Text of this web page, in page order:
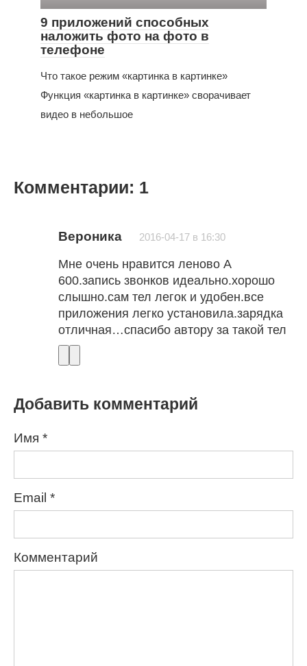
9 приложений способных
наложить фото на фото в
телефоне
Что такое режим «картинка в картинке»
Функция «картинка в картинке» сворачивает
видео в небольшое
Комментарии: 1
Вероника 2016-04-17 в 16:30
Мне очень нравится леново А
600.запись звонков идеально.хорошо
слышно.сам тел легок и удобен.все
приложения легко установила.зарядка
отличная…спасибо автору за такой тел
Добавить комментарий
Имя *
Email *
Комментарий